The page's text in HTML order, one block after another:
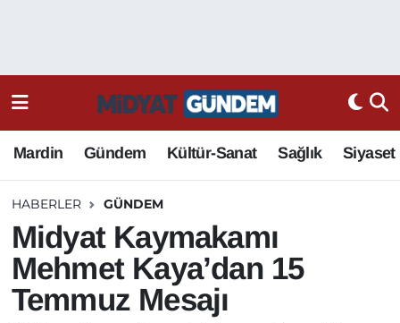
Mardin Gündem Kültür-Sanat Sağlık Siyaset
HABERLER GÜNDEM
Midyat Kaymakamı
Mehmet Kaya’dan 15
Temmuz Mesajı